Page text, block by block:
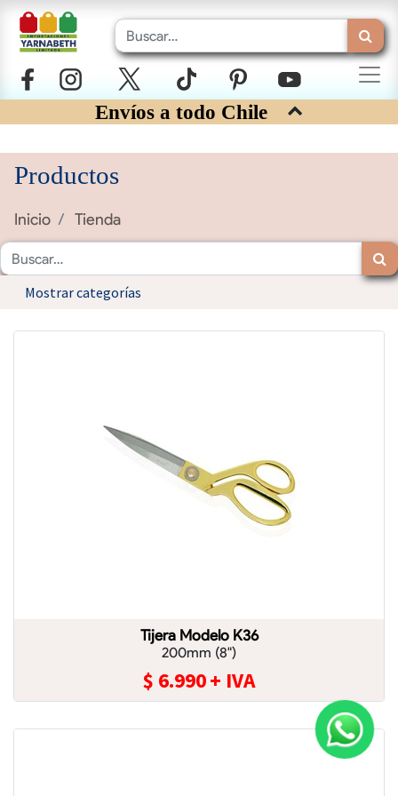
Envíos a todo Chile
Productos
Inicio Tienda
Mostrar categorías
Tijera Modelo K36
200mm (8")
$ 6.990+ IVA